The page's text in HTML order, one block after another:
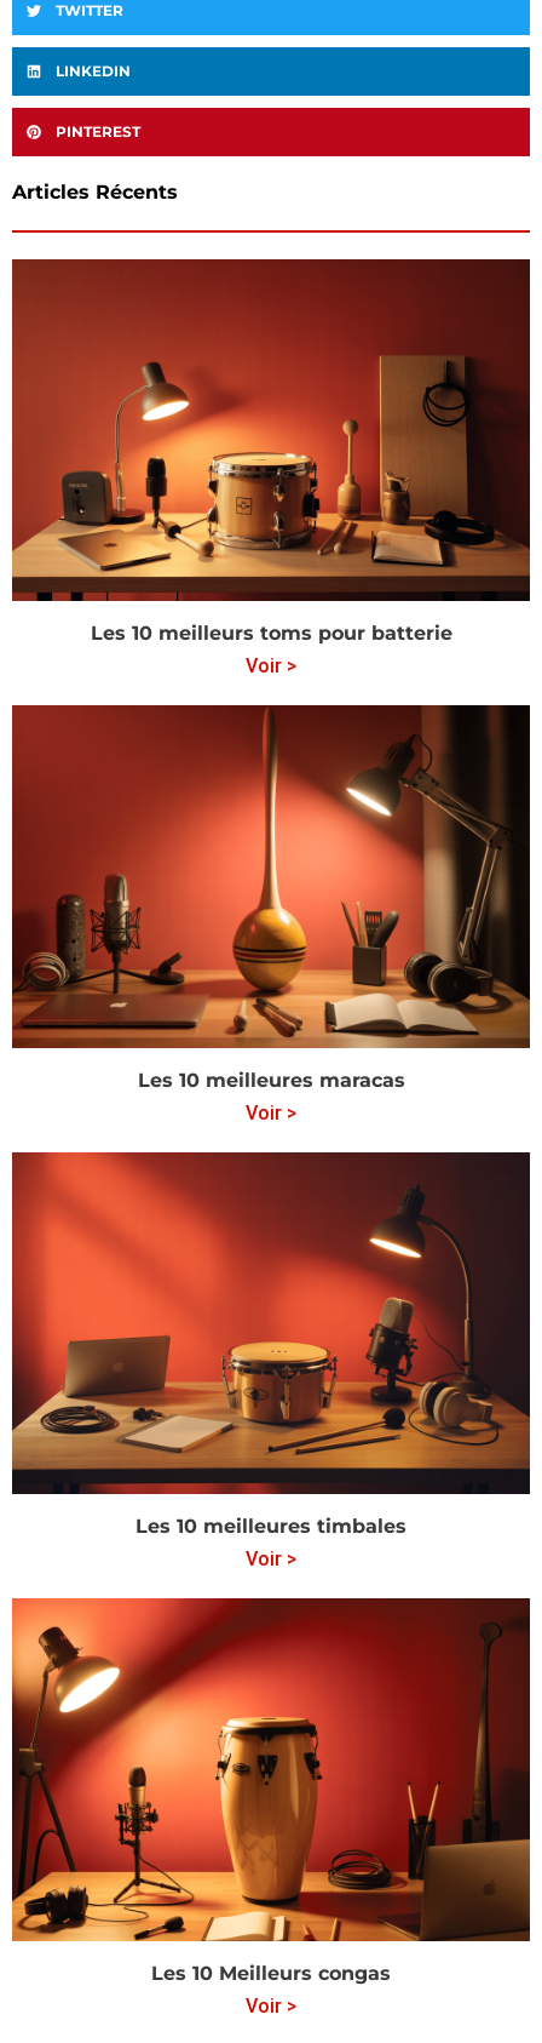
TWITTER
LINKEDIN
PINTEREST
Articles Récents
Les 10 meilleurs toms pour batterie
Voir >
Les 10 meilleures maracas
Voir >
Les 10 meilleures timbales
Voir >
Les 10 Meilleurs congas
Voir >